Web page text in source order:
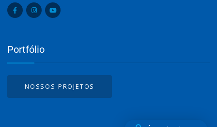
Portfólio
NOSSOS PROJETOS
Nome
Número de celular